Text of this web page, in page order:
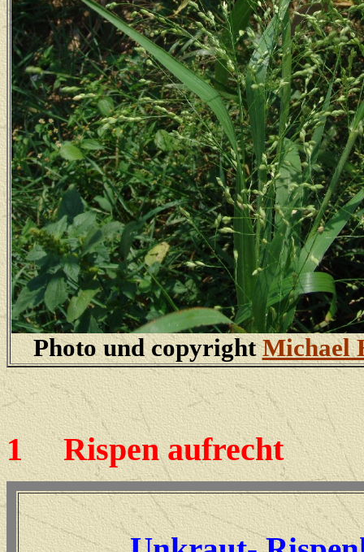
Photo und copyrightMichael
1Rispen aufrecht